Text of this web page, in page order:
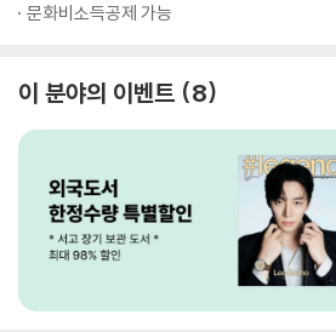
문화비소득공제 가능
이 분야의 이벤트 8